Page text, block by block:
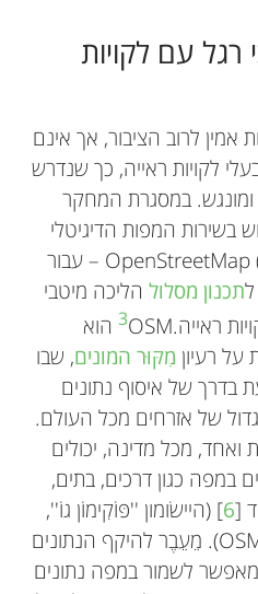
רגל עם לקויות
אמין לרוב הציבור, אך אינם
לקויות ראייה, כך שנדרש
ומונגש. במסגרת המחקר
בשירות המפות הדיגיטלי
– OpenStreetMap (OSM) – עבור
תכנון מסלולהליכה מיטבי
ראייה.
3OSM הוא
רעיון מִקּוּר המונים, שבו
בדרך של איסוף נתונים
גדול של אזרחים מכל העולם.
מכל מדינה, יכולים
במפה כגון דרכים, בתים,
[
6] (היישׂומון ''פּוֹקִימוֹן גוֹ'',
לדוגמה, מתבסס על מפות OSM). מֵעֵבֶר להיקף הנתונים
העצום ולעדכניותם, OSM מאפשר לשמור במפה נתונים